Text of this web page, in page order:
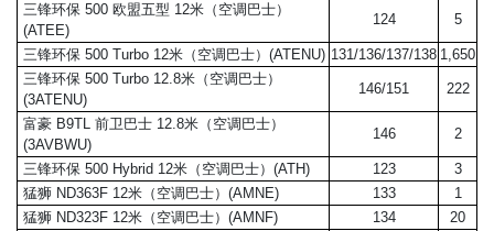
三锋环保 500 欧盟五型 12米（空调巴士）
(ATEE)
124 5
三锋环保 500 Turbo 12米（空调巴士）(ATENU) 131/136/137/138 1,650
三锋环保 500 Turbo 12.8米（空调巴士）
(3ATENU)
146/151 222
富豪 B9TL 前卫巴士 12.8米（空调巴士）
(3AVBWU)
146 2
三锋环保 500 Hybrid 12米（空调巴士）(ATH) 123
3
猛狮 ND363F 12米（空调巴士）(AMNE)
133
1
猛狮 ND323F 12米（空调巴士）(AMNF)
134
20